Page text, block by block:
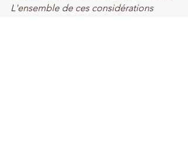
L'ensemble de ces considérations